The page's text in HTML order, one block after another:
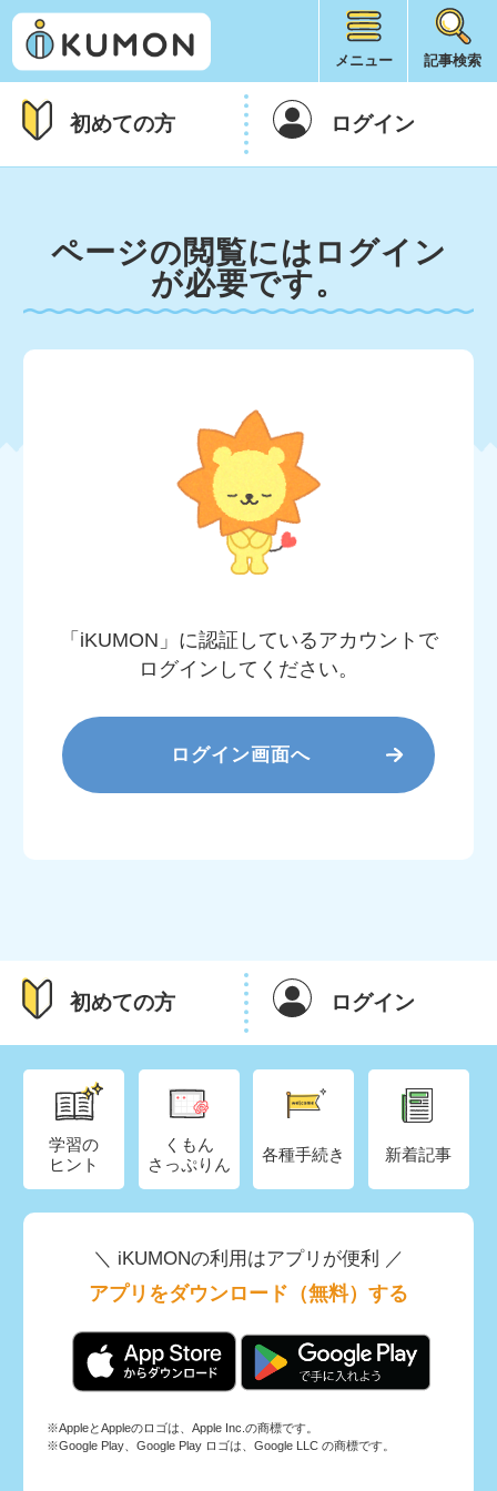
メニュー 記事検索
初めての方 ログイン
ページの閲覧にはログイン
が必要です。
「iKUMON」に認証しているアカウントで
ログインしてください。
初めての方 ログイン
学習の
ヒント
くもん
さっぷりん
各種手続き 新着記事
＼ iKUMONの利用はアプリが便利 ／
アプリをダウンロード（無料）する
※AppleとAppleのロゴは、Apple Inc.の商標です。
※Google Play、Google Play ロゴは、Google LLC の商標です。